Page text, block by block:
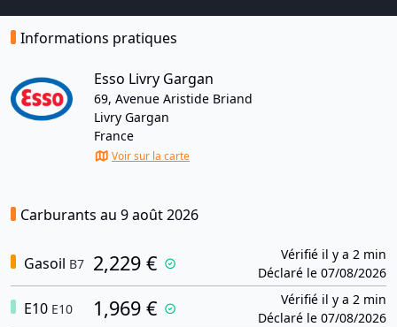
Informations pratiques
Esso Livry Gargan
69, Avenue Aristide Briand
Livry Gargan
France
Voir sur la carte
Carburants au 9 août 2026
Gasoil B7 2,229 €
Vérifié il y a 2 min
Déclaré le 07/08/2026
E10 E10 1,969 €
Vérifié il y a 2 min
Déclaré le 07/08/2026